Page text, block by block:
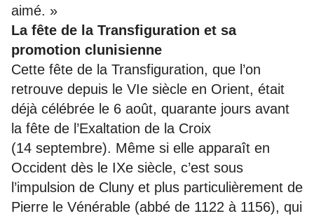
aimé. »
La fête de la Transfiguration et sa
promotion clunisienne
Cette fête de la Transfiguration, que l’on
retrouve depuis le VIe siècle en Orient, était
déjà célébrée le 6 août, quarante jours avant
la fête de l’Exaltation de la Croix
(14 septembre). Même si elle apparaît en
Occident dès le IXe siècle, c’est sous
l’impulsion de Cluny et plus particulièrement de
Pierre le Vénérable (abbé de 1122 à 1156), qui